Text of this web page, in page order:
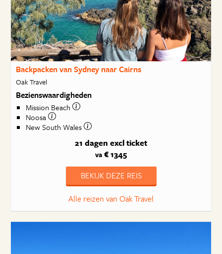
Backpacken van Sydney naar Cairns
Oak Travel
Bezienswaardigheden
Mission Beach
Noosa
New South Wales
21 dagen excl ticket
va € 1345
BEKIJK DEZE REIS
Alle reizen van Oak Travel